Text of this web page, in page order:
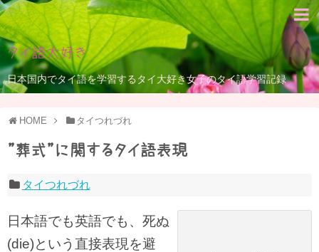
タイ語大好き
日本国内でタイ語を学習するタイ大好き女子のタイ語学習記録
HOME タイつれづれ
”葬式”に関するタイ語表現
タイつれづれ
日本語でも英語でも、死ぬ
(die)という直接表現を避